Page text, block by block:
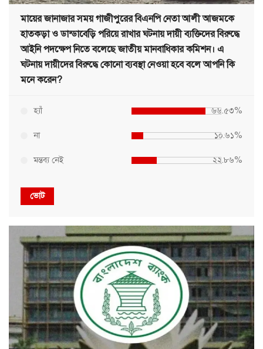
মায়ের জানাজার সময় গাজীপুরের বিএনপি নেতা আলী আজমকে
হাতকড়া ও ডান্ডাবেড়ি পরিয়ে রাখার ঘটনায় দায়ী ব্যক্তিদের বিরুদ্ধে
আইনি পদক্ষেপ নিতে বলেছে জাতীয় মানবাধিকার কমিশন। এ
ঘটনায় দায়ীদের বিরুদ্ধে কোনো ব্যবস্থা নেওয়া হবে বলে আপনি কি
মনে করেন?
হ্যাঁ ৬৬.৫৩%
না ১০.৬১%
মন্তব্য নেই ২২.৮৬%
ভোট